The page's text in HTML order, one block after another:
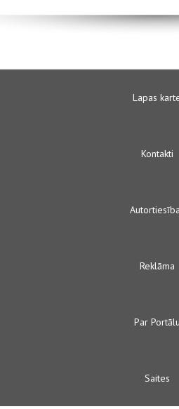
Lapas
Kontakti
Reklāma
Par Portālu
Saites